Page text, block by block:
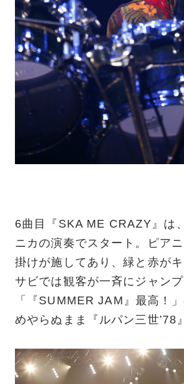
6曲目『SKA ME CRAZY』は
ニカの演奏でスタート。ピア
掛けが施してあり、緑と赤が
サビでは観客が一斉にジャンプ
「『SUMMER JAM』最高！
めやらぬまま『ルパン三世’78